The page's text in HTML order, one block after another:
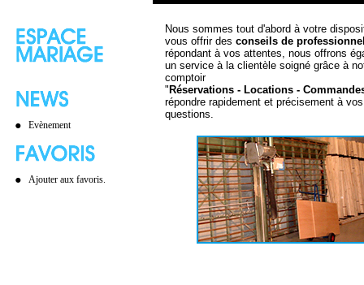
Evènement
Ajouter aux favoris.
Nous sommes tout d'abord à votre
vous offrir des conseils de
répondant à vos attentes, nous offrons
un service à la clientèle soigné grâce à
comptoir
" Réservations - Locations -
répondre rapidement et précisement à vos
questions.